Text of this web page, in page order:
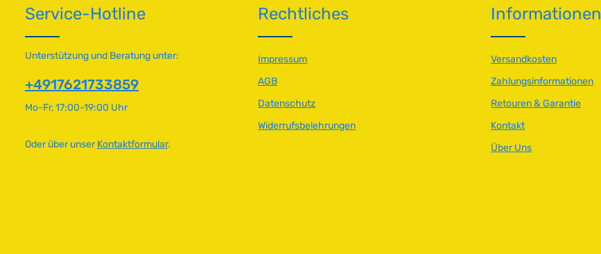
Service-Hotline
Unterstützung und Beratung unter:
+4917621733859
Mo-Fr, 17:00-19:00 Uhr
Oder über unserKontaktformular.
Rechtliches
Impressum
AGB
Datenschutz
Widerrufsbelehrungen
Informationen
Versandkosten
Zahlungsinformationen
Retouren & Garantie
Kontakt
Über Uns